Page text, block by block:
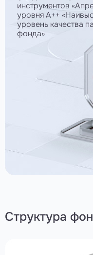
инструментов
уровня А++
уровень качества
фонда»
Структура